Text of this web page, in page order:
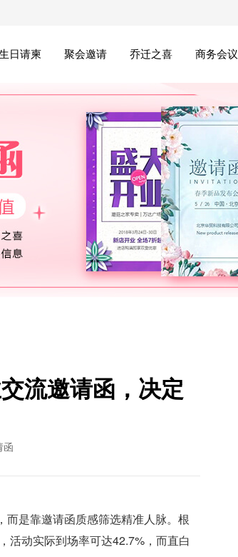
日请柬 聚会邀请 乔迁之喜 商务会议
流邀请函，决定
函
是靠邀请函质感筛选精准人脉。根
活动实际到场率可达42.7%，而直白